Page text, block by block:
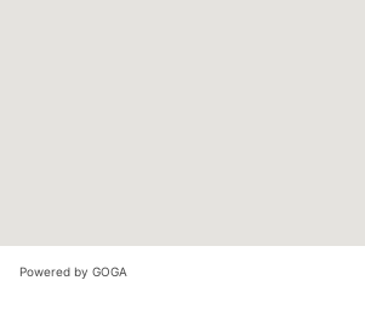
Powered by GOGA